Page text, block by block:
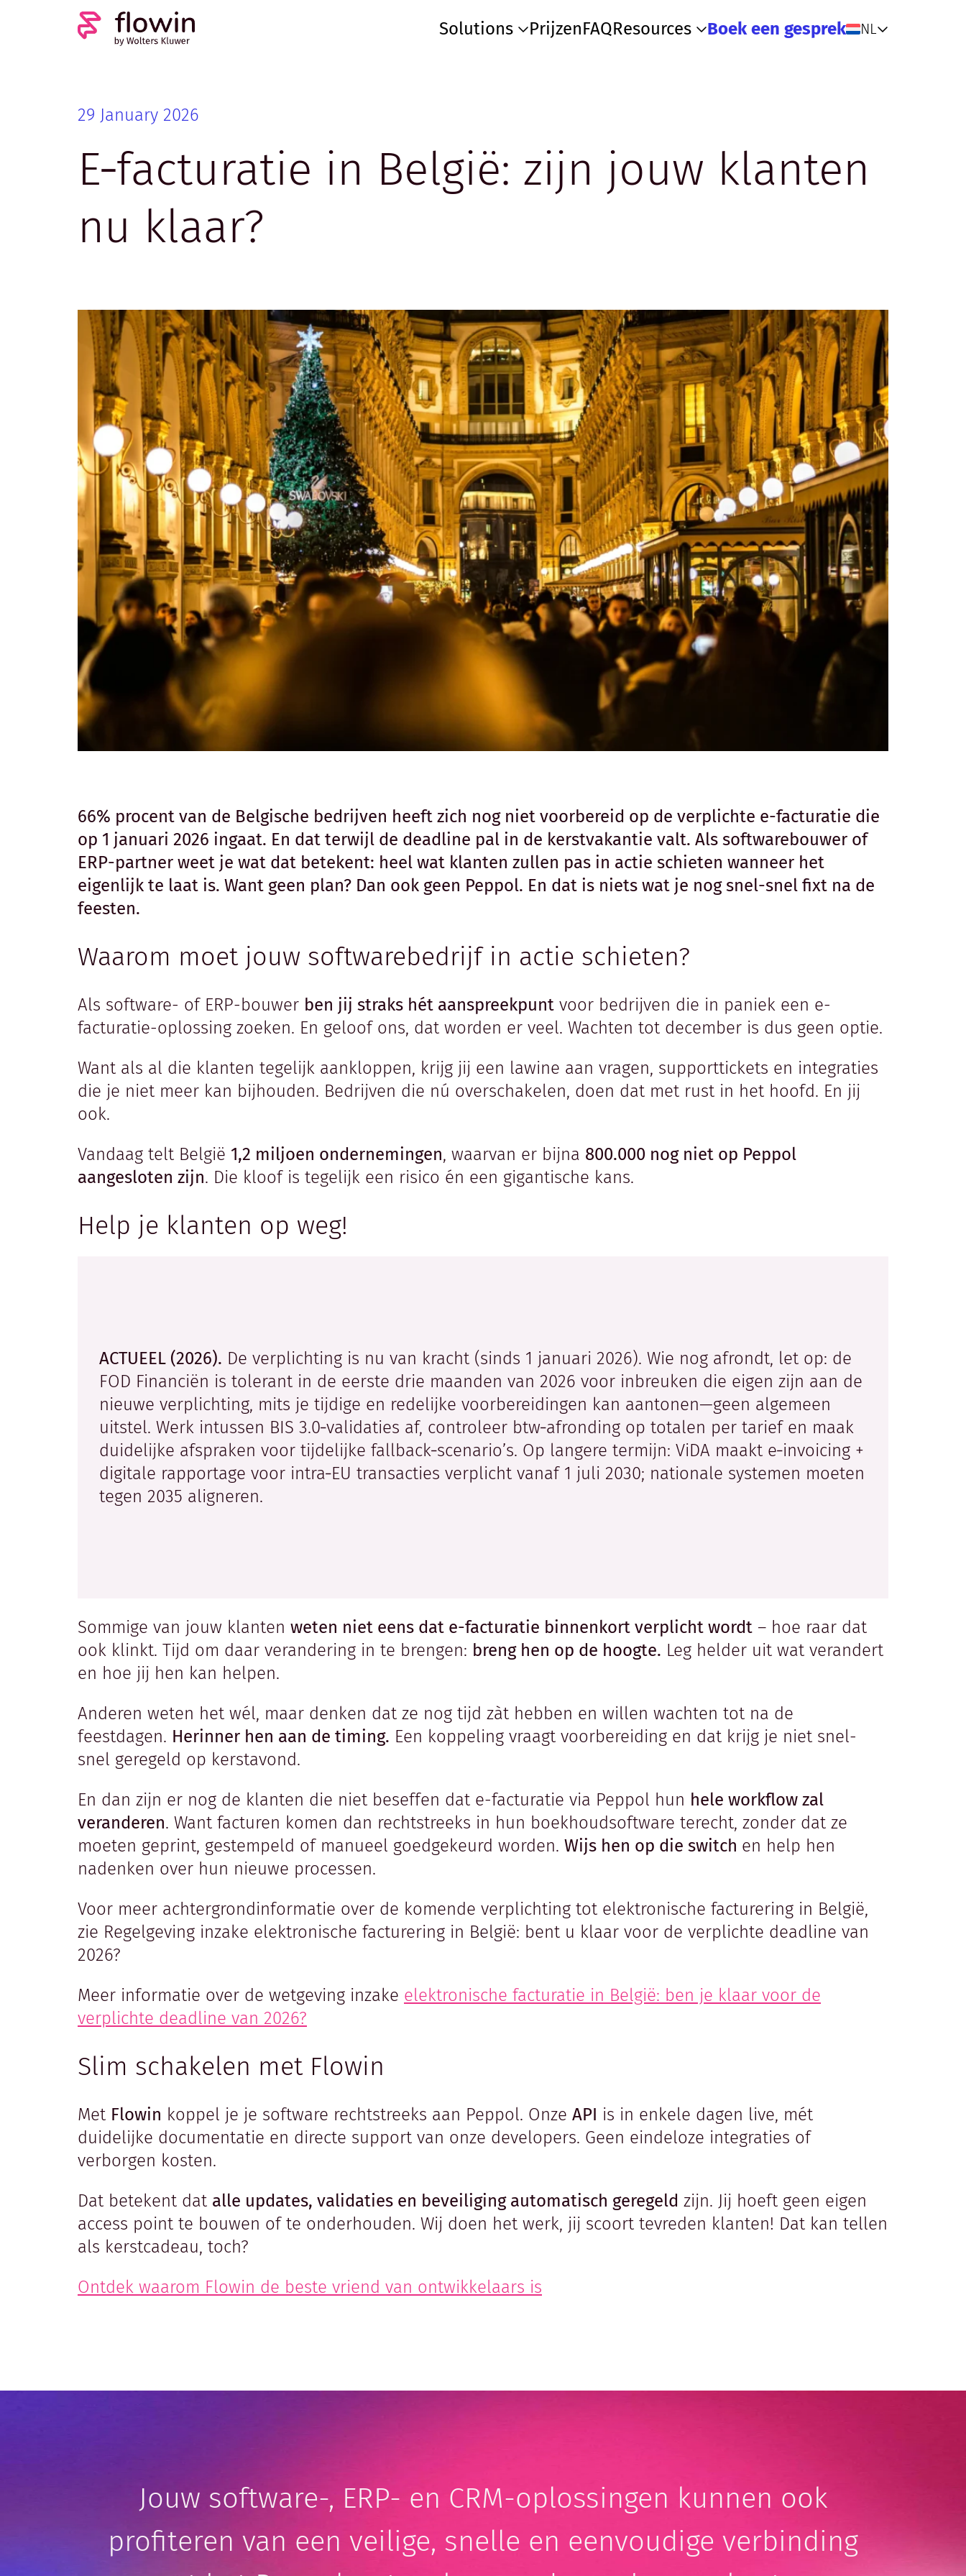
Solutions PrijzenFAQResources Boek een gesprek NL
29 January 2026
E‑facturatie in België: zijn jouw klanten
nu klaar?
66% procent van de Belgische bedrijven heeft zich nog niet voorbereid op de verplichte e-facturatie die
op 1 januari 2026 ingaat. En dat terwijl de deadline pal in de kerstvakantie valt. Als softwarebouwer of
ERP-partner weet je wat dat betekent: heel wat klanten zullen pas in actie schieten wanneer het
eigenlijk te laat is. Want geen plan? Dan ook geen Peppol. En dat is niets wat je nog snel-snel fixt na de
feesten.
Waarom moet jouw softwarebedrijf in actie schieten?
Als software- of ERP-bouwer ben jij straks hét aanspreekpunt voor bedrijven die in paniek een e-
facturatie-oplossing zoeken. En geloof ons, dat worden er veel. Wachten tot december is dus geen optie.
Want als al die klanten tegelijk aankloppen, krijg jij een lawine aan vragen, supporttickets en integraties
die je niet meer kan bijhouden. Bedrijven die nú overschakelen, doen dat met rust in het hoofd. En jij
ook.
Vandaag telt België 1,2 miljoen ondernemingen, waarvan er bijna 800.000 nog niet op Peppol
aangesloten zijn. Die kloof is tegelijk een risico én een gigantische kans.
Help je klanten op weg!
ACTUEEL (2026). De verplichting is nu van kracht (sinds 1 januari 2026). Wie nog afrondt, let op: de
FOD Financiën is tolerant in de eerste drie maanden van 2026 voor inbreuken die eigen zijn aan de
nieuwe verplichting, mits je tijdige en redelijke voorbereidingen kan aantonen—geen algemeen
uitstel. Werk intussen BIS 3.0‑validaties af, controleer btw‑afronding op totalen per tarief en maak
duidelijke afspraken voor tijdelijke fallback‑scenario’s. Op langere termijn: ViDA maakt e‑invoicing +
digitale rapportage voor intra‑EU transacties verplicht vanaf 1 juli 2030; nationale systemen moeten
tegen 2035 aligneren.
Sommige van jouw klanten weten niet eens dat e-facturatie binnenkort verplicht wordt – hoe raar dat
ook klinkt. Tijd om daar verandering in te brengen: breng hen op de hoogte. Leg helder uit wat verandert
en hoe jij hen kan helpen.
Anderen weten het wél, maar denken dat ze nog tijd zàt hebben en willen wachten tot na de
feestdagen. Herinner hen aan de timing. Een koppeling vraagt voorbereiding en dat krijg je niet snel-
snel geregeld op kerstavond.
En dan zijn er nog de klanten die niet beseffen dat e-facturatie via Peppol hun hele workflow zal
veranderen. Want facturen komen dan rechtstreeks in hun boekhoudsoftware terecht, zonder dat ze
moeten geprint, gestempeld of manueel goedgekeurd worden. Wijs hen op die switch en help hen
nadenken over hun nieuwe processen.
Voor meer achtergrondinformatie over de komende verplichting tot elektronische facturering in België,
zie Regelgeving inzake elektronische facturering in België: bent u klaar voor de verplichte deadline van
2026?
Meer informatie over de wetgeving inzake elektronische facturatie in België: ben je klaar voor de
verplichte deadline van 2026?
Slim schakelen met Flowin
Met Flowin koppel je je software rechtstreeks aan Peppol. Onze API is in enkele dagen live, mét
duidelijke documentatie en directe support van onze developers. Geen eindeloze integraties of
verborgen kosten.
Dat betekent dat alle updates, validaties en beveiliging automatisch geregeld zijn. Jij hoeft geen eigen
access point te bouwen of te onderhouden. Wij doen het werk, jij scoort tevreden klanten! Dat kan tellen
als kerstcadeau, toch?
Ontdek waarom Flowin de beste vriend van ontwikkelaars is
Jouw software-, ERP- en CRM-oplossingen kunnen ook
profiteren van een veilige, snelle en eenvoudige verbinding